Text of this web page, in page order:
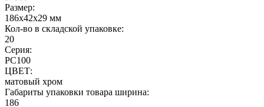
Размер:
186x42x29 мм
Кол-во в складской упаковке:
20
Серия:
РС100
ЦВЕТ:
матовый хром
Габариты упаковки товара ширина:
186